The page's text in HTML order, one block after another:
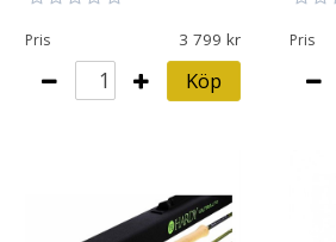
Pris 3 799
Köp
Pris